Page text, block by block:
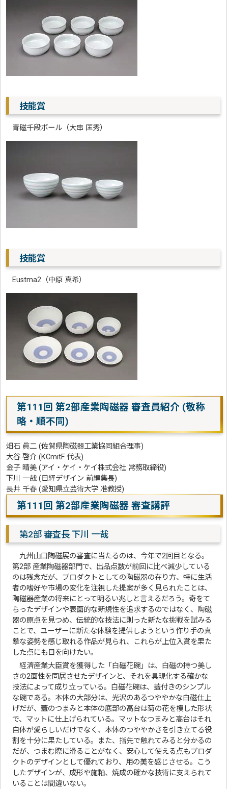
技能賞
青磁千段ボール（大串 匡秀）
技能賞
Eustma2（中原 真希）
第111回 第2部産業陶磁器 審査員紹介 (敬称
略・順不同)
畑石 眞二 (佐賀県陶磁器工業協同組合理事)
大谷 啓介 (KCmitF 代表)
金子 晴美 (アイ・ケイ・ケイ株式会社 常務取締役)
下川 一哉 (日経デザイン 前編集長)
長井 千春 (愛知県立芸術大学 准教授)
第111回 第2部産業陶磁器 審査講評
第2部 審査長 下川 一哉
九州山口陶磁展の審査に当たるのは、今年で2回目となる。
第2部 産業陶磁器部門で、出品点数が前回に比べ減少している
のは残念だが、プロダクトとしての陶磁器の在り方、特に生活
者の嗜好や市場の変化を注視した提案が多く見られたことは、
陶磁器産業の将来にとって明るい兆しと言えるだろう。奇をて
らったデザインや表面的な新規性を追求するのではなく、陶磁
器の原点を見つめ、伝統的な技法に則った新たな挑戦を試みる
ことで、ユーザーに新たな体験を提供しようという作り手の真
摯な姿勢を感じ取れる作品が見られ、これらが上位入賞を果た
した点にも目を向けたい。
経済産業大臣賞を獲得した「白磁花碗」は、白磁の持つ美し
さの2面性を同居させたデザインと、それを具現化する確かな
技法によって成り立っている。白磁花碗は、蓋付きのシンプル
な碗である。本体の大部分は、光沢のあるつややかな白磁仕上
げだが、蓋のつまみと本体の底部の高台は菊の花を模した形状
で、マットに仕上げられている。マットなつまみと高台はそれ
自体が愛らしいだけでなく、本体のつややかさを引き立てる役
割を十分に果たしている。また、指先で触れてみると分かるの
だが、つまむ際に滑ることがなく、安心して使える点もプロダ
クトのデザインとして優れており、用の美を感じさせる。こう
したデザインが、成形や施釉、焼成の確かな技術に支えられて
いることは間違いない。